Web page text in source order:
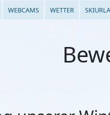
WEBCAMS WETTER